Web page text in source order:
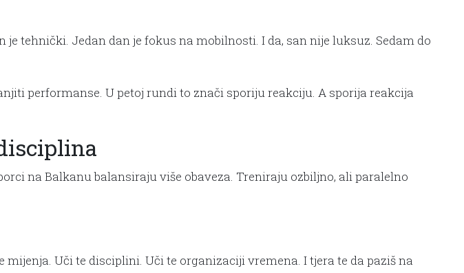
tehnički. Jedan dan je fokus na mobilnosti. I da, san nije luksuz. Sedam do
performanse. U petoj rundi to znači sporiju reakciju. A sporija reakcija
na Balkanu balansiraju više obaveza. Treniraju ozbiljno, ali paralelno
Uči te disciplini. Uči te organizaciji vremena. I tjera te da paziš na